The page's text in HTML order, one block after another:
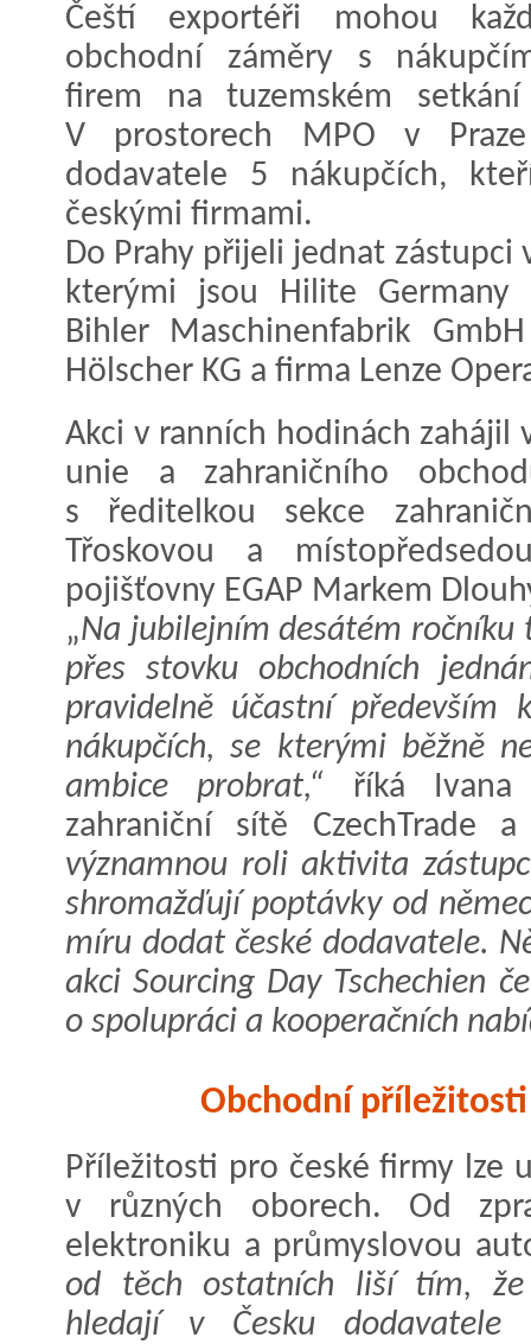
Čeští exportéři mohou
obchodní záměry s
firem na tuzemském setkání
V prostorech MPO v
dodavatele 5 nákupčích,
českými firmami.
Do Prahy přijeli jednat
kterými jsou Hilite Germany
Bihler Maschinenfabrik
Hölscher KG a firma Lenze
Akci v ranních hodinách zahájil
unie a zahraničního
s ředitelkou sekce
Třoskovou a
pojišťovny EGAP Markem
„Na jubilejním desátém ročníku
přes stovku obchodních
pravidelně účastní především
nákupčích, se kterými běžně
ambice probrat,“ říká Ivana
zahraniční sítě CzechTrade
významnou roli aktivita
shromažďují poptávky od
míru dodat české dodavatele.
akci Sourcing Day Tschechien
o spolupráci a kooperačních
Obchodní
Příležitosti pro české firmy lze
v různých oborech. Od
elektroniku a průmyslovou
od těch ostatních liší tím, že
hledají v Česku dodavatele